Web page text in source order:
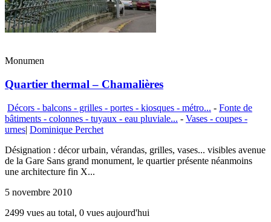
Monumen
Quartier thermal – Chamalières
Décors - balcons - grilles - portes - kiosques - métro... - Fonte de
bâtiments - colonnes - tuyaux - eau pluviale... - Vases - coupes -
urnes| Dominique Perchet
Désignation : décor urbain, vérandas, grilles, vases... visibles avenue
de la Gare Sans grand monument, le quartier présente néanmoins
une architecture fin X...
5 novembre 2010
2499 vues au total, 0 vues aujourd'hui